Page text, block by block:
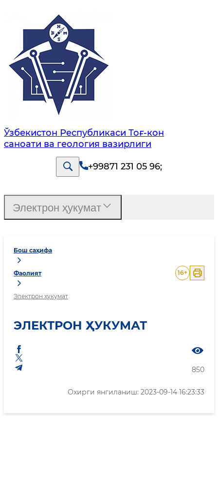
Ўзбекистон Республикаси Тоғ-кон
саноати ва геология вазирлиги
+99871 231 05 96;
Бош саҳифа
Фаолият
Электрон ҳукумат
16+
ЭЛЕКТРОН ҲУКУМАТ
850
Охирги янгиланиш: 2023-09-14 16:23:33
Электрон ҳукумат